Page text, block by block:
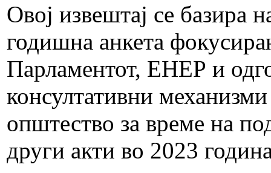
Овој извештај се базира
годишна анкета
Парламентот, ЕНЕР и
консултативни
општество за време на
други акти во 2023